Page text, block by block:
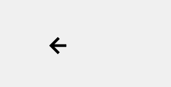
Ga terug